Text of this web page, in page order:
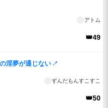
アトム
👑49
淫夢が通じない ↗
ずんだもんすこすこ
👑50